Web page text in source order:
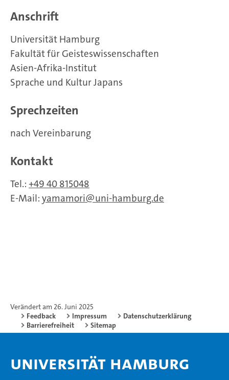
Anschrift
Universität Hamburg
Fakultät für Geisteswissenschaften
Asien-Afrika-Institut
Sprache und Kultur Japans
Sprechzeiten
nach Vereinbarung
Kontakt
Tel.: +49 40 815048
E-Mail: yamamori uni-hamburg.de
Verändert am 26. Juni 2025
Feedback
Impressum
Datenschutzerklärung
Barrierefreiheit
Sitemap
Universität Hamburg